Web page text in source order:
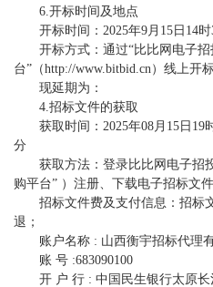
6.开标时间及地点
开标时间：2025年9月15日14
开标方式：通过“比比网电子
台”（http://www.bitbid.cn）线上开
现延期为：
4.招标文件的获取
获取时间：2025年08月15日19
分
获取方法：登录比比网电子招
购平台” ）注册、下载电子招标文件
招标文件费及支付信息：招标
退；
账户名称 : 山西衡宇招标代理
账 号 :683090100
开 户 行 : 中国民生银行太原